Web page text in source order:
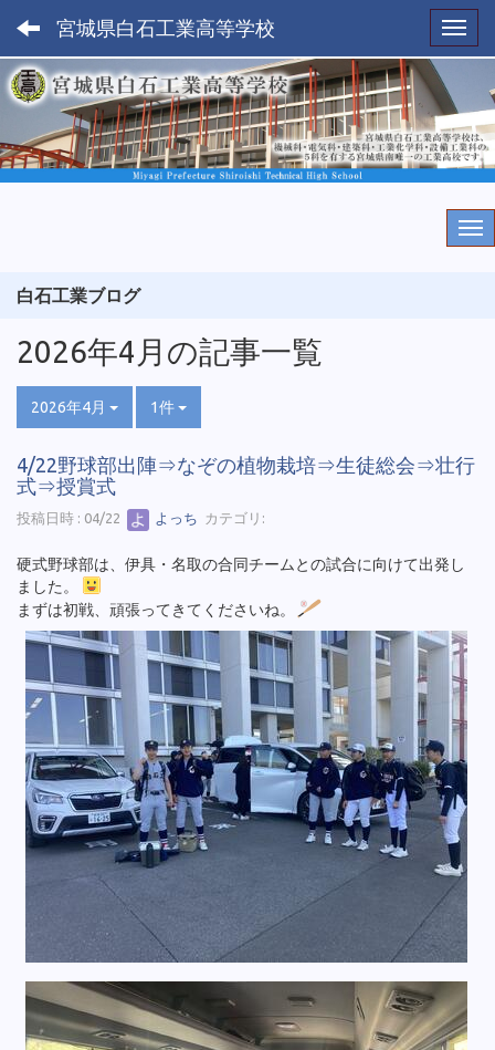
宮城県白石工業高等学校
白石工業ブログ
2026年4月の記事一覧
2026年4月 1件
4/22野球部出陣⇒なぞの植物栽培⇒生徒総会⇒壮行
式⇒授賞式
投稿日時 : 04/22 よっち カテゴリ:
硬式野球部は、伊具・名取の合同チームとの試合に向けて出発し
ました。
まずは初戦、頑張ってきてくださいね。